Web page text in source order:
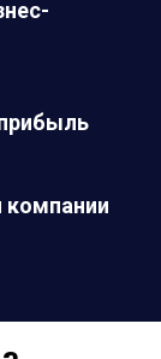
компании